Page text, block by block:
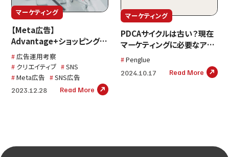
マーケティング
【Meta広告】
Advantage+ショッピングキ
ャンペーン(ASC)の特徴
広告運用考察
クリエイティブ
SNS
Meta広告
SNS広告
2023.12.28 Read More
マーケティング
PDCAサイクルは古い？現在
マーケティングに必要なアプ
ローチ法を解説
Penglue
2024.10.17 Read More